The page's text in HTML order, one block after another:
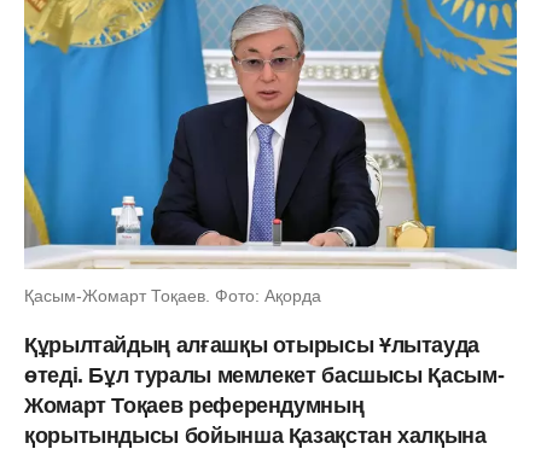
Қасым-Жомарт Тоқаев. Фото: Ақорда
Құрылтайдың алғашқы отырысы Ұлытауда
өтеді. Бұл туралы мемлекет басшысы Қасым-
Жомарт Тоқаев референдумның
қорытындысы бойынша Қазақстан халқына